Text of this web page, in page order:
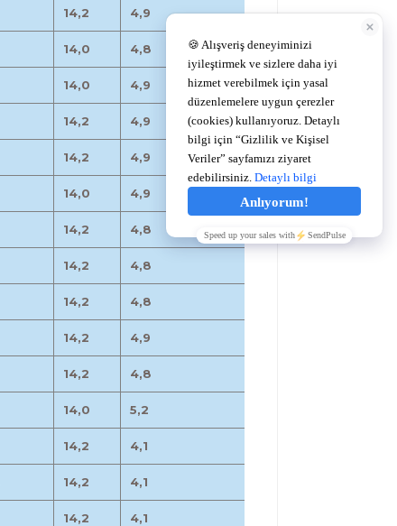
14,2 4,9
14,0 4,8
14,0 4,9
14,2 4,9
14,2 4,9
14,0 4,9
14,2 4,8
14,2 4,8
14,2 4,8
14,2 4,9
14,2 4,8
14,0 5,2
14,2 4,1
14,2 4,1
14,2 4,1